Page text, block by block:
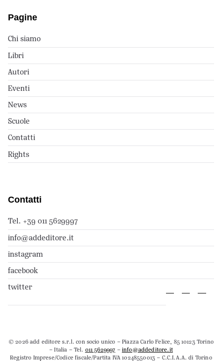
Pagine
Chi siamo
Libri
Autori
Eventi
News
Scuole
Contatti
Rights
Contatti
Tel. +39 011 5629997
info@addeditore.it
instagram
facebook
twitter
© 2026 add editore s.r.l. con socio unico – Piazza Carlo Felice, 85 10123 Torino
– Italia – Tel. 011 5629997 –info@addeditore.it
Registro Imprese/Codice fiscale/Partita IVA 10248550013 – C.C.I.A.A. di Torino